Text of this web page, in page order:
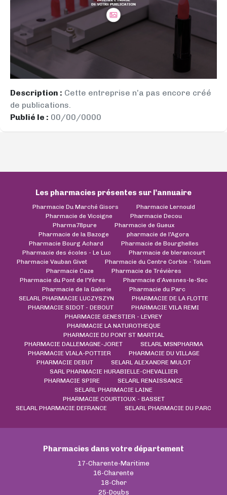
Description : Cette entreprise n’a pas encore créé
de publications.
Publié le : 00/00/0000
Les pharmacies présentes sur l’annuaire
Pharmacie Du Marché Gisors
Pharmacie Lernould
Pharmacie de Vicoigne
Pharmacie Decou
Pharma78pure
Pharmacie de Gueux
Pharmacie de la Bazoge
pharmacie de l'Agora
Pharmacie Bourg Achard
Pharmacie de Bourghelles
Pharmacie des écoles - Le Luc
Pharmacie de blerancourt
Pharmacie Vauban Givet
Pharmacie du Centre Corbie - Totum
Pharmacie Caze
Pharmacie de Trévières
Pharmacie du Pont de l'Yères
Pharmacie d’Avesnes-le-Sec
Pharmacie de la Galerie
Pharmacie du Parc
SELARL PHARMACIE LUCZYSZYN
PHARMACIE DE LA FLOTTE
PHARMACIE SIDOT - DEBOUT
PHARMACIE VILA REMI
PHARMACIE GENESTIER - LEVREY
PHARMACIE LA NATUROTHEQUE
PHARMACIE DU PONT ST MARTIAL
PHARMACIE DALLEMAGNE-JORET
SELARL MSNPHARMA
PHARMACIE VIALA-POTTIER
PHARMACIE DU VILLAGE
PHARMACIE DEBUT
SELARL ALEXANDRE MULOT
SARL PHARMACIE HURABIELLE-CHEVALLIER
PHARMACIE SPIRE
SELARL RENAISSANCE
SELARL PHARMACIE LAINE
PHARMACIE COURTIOUX - BASSET
SELARL PHARMACIE DEFRANCE
SELARL PHARMACIE DU PARC
Pharmacies dans votre département
17-Charente-Maritime
16-Charente
18-Cher
25-Doubs